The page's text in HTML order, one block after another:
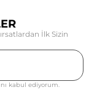
İlk Sizin
kabul ediyorum.